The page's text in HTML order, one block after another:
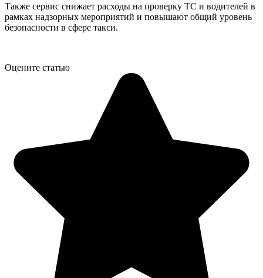
Также сервис снижает расходы на проверку ТС и водителей в
рамках надзорных мероприятий и повышают общий уровень
безопасности в сфере такси.
Оцените статью